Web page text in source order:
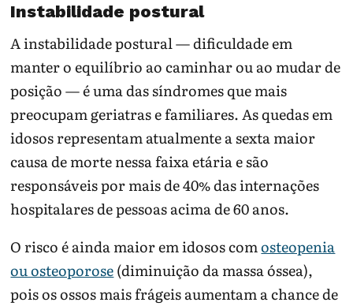
Instabilidade postural
A instabilidade postural — dificuldade em
manter o equilíbrio ao caminhar ou ao mudar de
posição — é uma das síndromes que mais
preocupam geriatras e familiares. As quedas em
idosos representam atualmente a sexta maior
causa de morte nessa faixa etária e são
responsáveis por mais de 40% das internações
hospitalares de pessoas acima de 60 anos.
O risco é ainda maior em idosos comosteopenia
ou osteoporose(diminuição da massa óssea),
pois os ossos mais frágeis aumentam a chance de